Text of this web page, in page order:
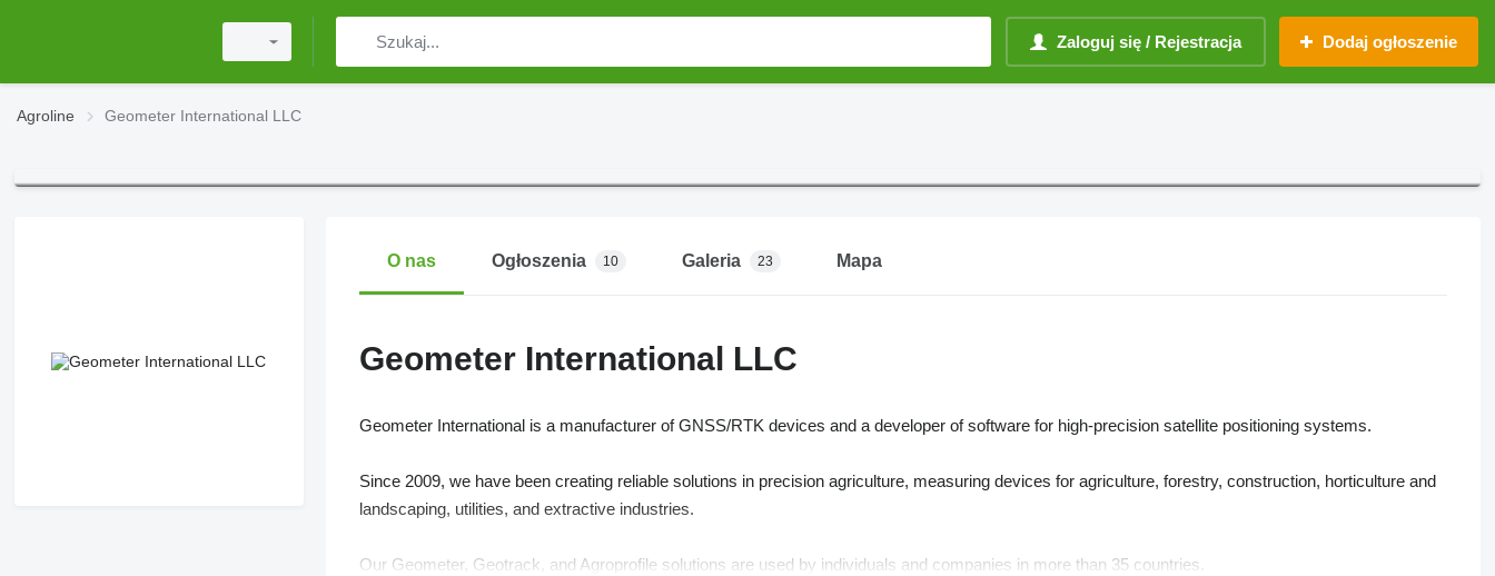
Zaloguj się / Rejestracja Dodaj ogłoszenie
Agroline Geometer International LLC
O nas Ogłoszenia 10 Galeria 23 Mapa
Geometer International LLC
Geometer International is a manufacturer of GNSS/RTK devices and a developer of software for high-precision satellite positioning systems.
Since 2009, we have been creating reliable solutions in precision agriculture, measuring devices for agriculture, forestry, construction, horticulture and
landscaping, utilities, and extractive industries.
Our Geometer, Geotrack, and Agroprofile solutions are used by individuals and companies in more than 35 countries.